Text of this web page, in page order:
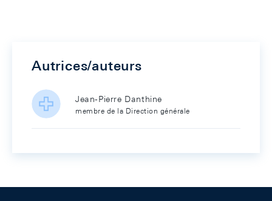
Autrices/auteurs
Jean-Pierre Danthine
membre de la Direction générale